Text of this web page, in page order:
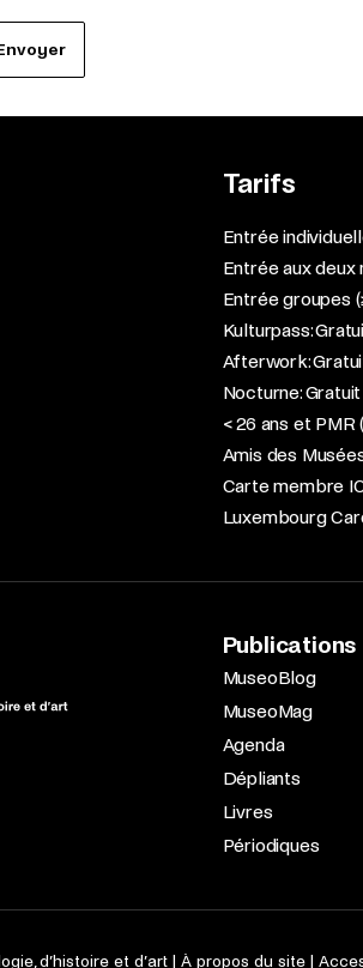
Tarifs
Entrée
Entrée aux deux
Entrée groupes
Kulturpass:
Afterwork:
Nocturne: Gratuit
< 26 ans et PMR
Amis des
Carte membre
Luxembourg
Publications
MuseoBlog
MuseoMag
Agenda
Dépliants
Livres
Périodiques
d’histoire et d’art | À propos du site